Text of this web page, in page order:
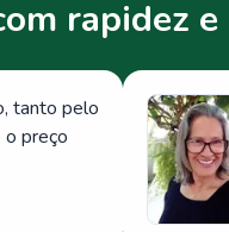
rapidez e
tanto pelo
preço